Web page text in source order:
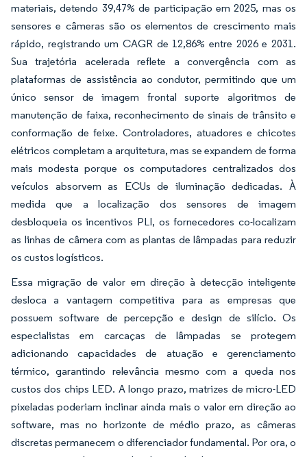
materiais, detendo 39,47% de participação em 2025, mas os
sensores e câmeras são os elementos de crescimento mais
rápido, registrando um CAGR de 12,86% entre 2026 e 2031.
Sua trajetória acelerada reflete a convergência com as
plataformas de assistência ao condutor, permitindo que um
único sensor de imagem frontal suporte algoritmos de
manutenção de faixa, reconhecimento de sinais de trânsito e
conformação de feixe. Controladores, atuadores e chicotes
elétricos completam a arquitetura, mas se expandem de forma
mais modesta porque os computadores centralizados dos
veículos absorvem as ECUs de iluminação dedicadas. À
medida que a localização dos sensores de imagem
desbloqueia os incentivos PLI, os fornecedores co-localizam
as linhas de câmera com as plantas de lâmpadas para reduzir
os custos logísticos.
Essa migração de valor em direção à detecção inteligente
desloca a vantagem competitiva para as empresas que
possuem software de percepção e design de silício. Os
especialistas em carcaças de lâmpadas se protegem
adicionando capacidades de atuação e gerenciamento
térmico, garantindo relevância mesmo com a queda nos
custos dos chips LED. A longo prazo, matrizes de micro-LED
pixeladas poderiam inclinar ainda mais o valor em direção ao
software, mas no horizonte de médio prazo, as câmeras
discretas permanecem o diferenciador fundamental. Por ora, o